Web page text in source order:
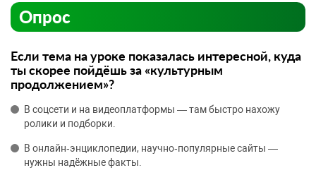
Опрос
Если тема на уроке показалась интересной, куда
ты скорее пойдёшь за «культурным
продолжением»?
В соцсети и на видеоплатформы — там быстро нахожу
ролики и подборки.
В онлайн‑энциклопедии, научно‑популярные сайты —
нужны надёжные факты.